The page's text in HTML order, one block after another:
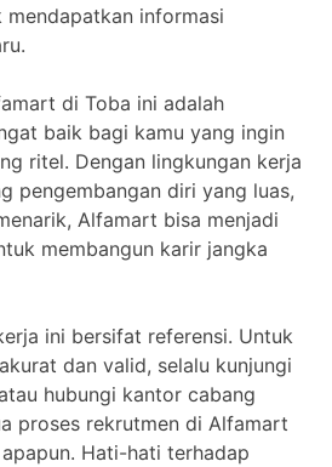
informasi
di Toba ini adalah
baik bagi kamu yang ingin
ritel. Dengan lingkungan kerja
pengembangan diri yang luas,
Alfamart bisa menjadi
membangun karir jangka
ini bersifat referensi. Untuk
dan valid, selalu kunjungi
hubungi kantor cabang
proses rekrutmen di Alfamart
Hati-hati terhadap